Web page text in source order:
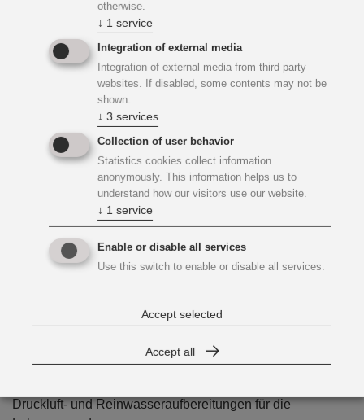
enge Verflechtung von Gebäude- und
Energiekonzept
hohe Arbeitsplatzqualität bei flexiblen
Nutzungsmöglichkeiten
sehr niedriger Energiebedarf für
Heizung, Kühlung
Nutzung erneuerbarer Energieträger zur
Deckung des Energiebedarfs
Technische Gebäudeausrüstung
Lüftungsanlagen in Hygienestandard auch Wärmepumpen
für die Heizungs- und Kälteversorgung, zwei Entnahme-
sowie zwei Rückgabebrunnen, Heiz- und Kühldecken,
Druckluft- und Reinwasseraufbereitungen für die
otherwise.
↓ 1 service
Integration of external media
Integration of external media from third party
websites. If disabled, some contents may not be
shown.
↓ 3 services
Collection of user behavior
Statistics cookies collect information
anonymously. This information helps us to
understand how our visitors use our website.
↓ 1 service
Enable or disable all services
Use this switch to enable or disable all services.
Accept selected
Accept all